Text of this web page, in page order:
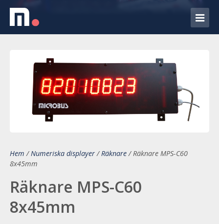
Hem / Numeriska displayer / Räknare / Räknare MPS-C60
8x45mm
Räknare MPS-C60
8x45mm